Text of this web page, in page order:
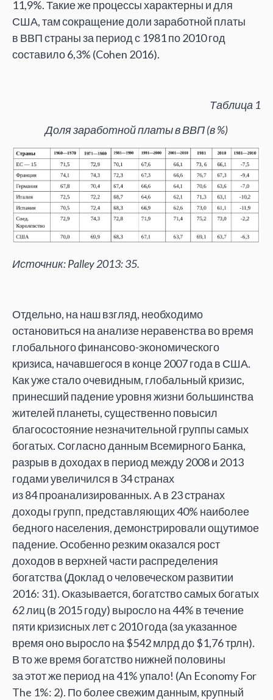
11,9%. Такиеже процессы характерны идля
США, там сокращение доли заработной платы
в ВВП страны за период с 1981 по2010 год
составило 6,3% (Cohen 2016).
Таблица 1
Доля заработной платы в ВВП (в %)
Источник: Palley 2013: 35.
Отдельно, на наш взгляд, необходимо
остановиться наанализе неравенства вовремя
глобального финансово-экономического
кризиса, начавшегося в конце 2007 года в США.
Как уже стало очевидным, глобальный кризис,
принесший падение уровня жизни большинства
жителей планеты, существенно повысил
благосостояние незначительной группы самых
богатых. Согласно данным Всемирного Банка,
разрыв вдоходах в период между 2008 и 2013
годами увеличился в 34странах
из84проанализированных. Ав 23странах
доходы групп, представляющих40% наиболее
бедного населения, демонстрировали ощутимое
падение. Особенно резким оказался рост
доходов в верхней части распределения
богатства (Доклад очеловеческом развитии
2016: 31). Оказывается, богатство самых богатых
62лиц (в 2015году) выросло на44% втечение
пяти кризисных лет с2010 года (зауказанное
время оно выросло на $542 млрд до$1,76трлн).
Втоже время богатство нижней половины
заэтотже период на41% упало! (An Economy For
The 1%: 2). Поболее свежим данным, крупный